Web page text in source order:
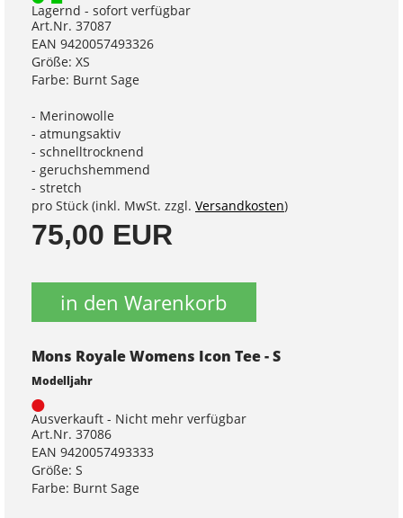
Lagernd - sofort verfügbar
Art.Nr. 37087
EAN 9420057493326
Größe: XS
Farbe: Burnt Sage
- Merinowolle
- atmungsaktiv
- schnelltrocknend
- geruchshemmend
- stretch
pro Stück (inkl. MwSt. zzgl. Versandkosten)
75,00 EUR
in den Warenkorb
Mons Royale Womens Icon Tee - S
Modelljahr
Ausverkauft - Nicht mehr verfügbar
Art.Nr. 37086
EAN 9420057493333
Größe: S
Farbe: Burnt Sage